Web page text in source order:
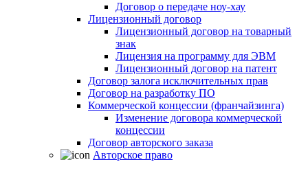
Договор о передаче ноу-хау
Лицензионный договор
Лицензионный договор на товарный
знак
Лицензия на программу для ЭВМ
Лицензионный договор на патент
Договор залога исключительных прав
Договор на разработку ПО
Коммерческой концессии (франчайзинга)
Изменение договора коммерческой
концессии
Договор авторского заказа
Авторское право